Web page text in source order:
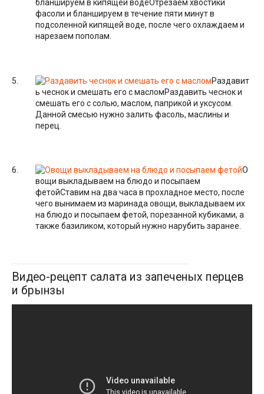
бланшируем в кипящей водеОтрезаем хвостики
фасоли и бланшируем в течение пяти минут в
подсоленной кипящей воде, после чего охлаждаем и
нарезаем пополам.
Раздавит
ь чеснок и смешать его с масломРаздавить чеснок и
смешать его с солью, маслом, паприкой и уксусом.
Данной смесью нужно залить фасоль, маслины и
перец.
О
вощи выкладываем на блюдо и посыпаем
фетойСтавим на два часа в прохладное место, после
чего вынимаем из маринада овощи, выкладываем их
на блюдо и посыпаем фетой, порезанной кубиками, а
также базиликом, который нужно нарубить заранее.
Видео-рецепт салата из запеченых перцев
и брынзы